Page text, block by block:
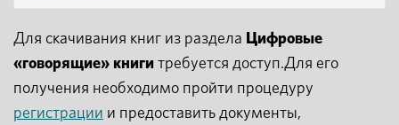
Для скачивания книг из раздела Цифровые
«говорящие» книги требуется доступ.Для его
получения необходимо пройти процедуру
регистрации и предоставить документы,